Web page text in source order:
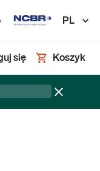
PL
się Koszyk